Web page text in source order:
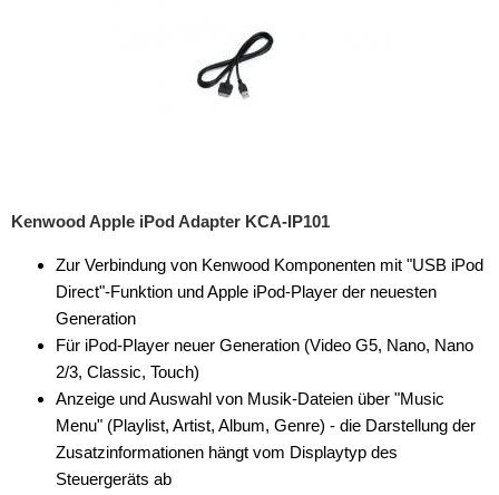
Fahrzeughalter
Fernbedienungen
Freisprechadapter
Frequenzweichen
Handyhalterungen
iPod
Kenwood Apple iPod Adapter KCA-IP101
Zur Verbindung von Kenwood Komponenten mit "USB iPod
Direct"-Funktion und Apple iPod-Player der neuesten
Generation
Für iPod-Player neuer Generation (Video G5, Nano, Nano
2/3, Classic, Touch)
Anzeige und Auswahl von Musik-Dateien über "Music
Menu" (Playlist, Artist, Album, Genre) - die Darstellung der
Zusatzinformationen hängt vom Displaytyp des
Steuergeräts ab